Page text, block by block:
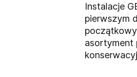
Instalacje
pierwszym
asortyment